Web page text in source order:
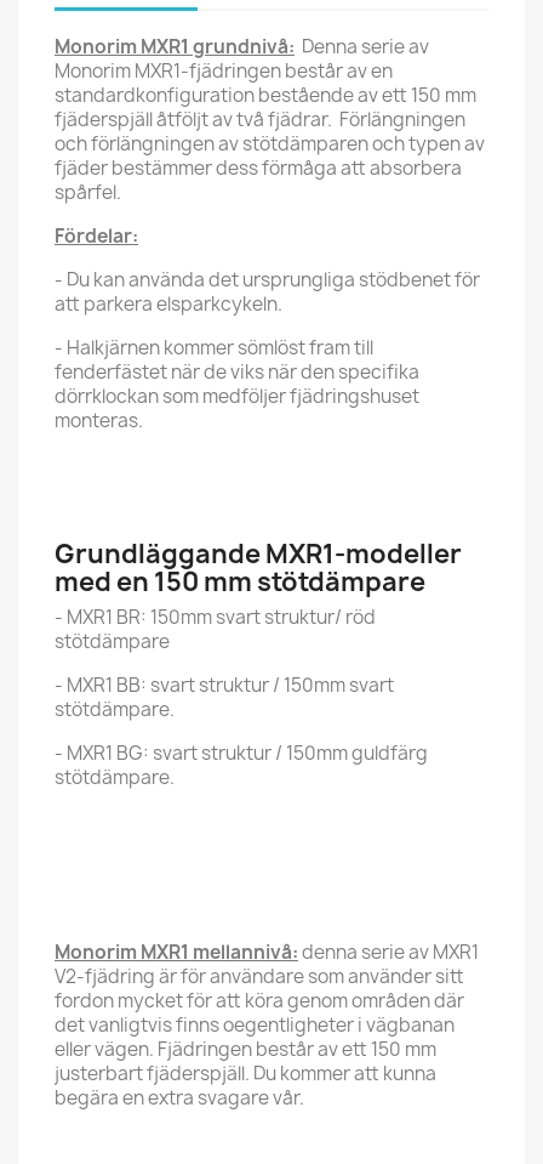
Monorim MXR1 grundnivå: Denna serie av
Monorim MXR1-fjädringen består av en
standardkonfiguration bestående av ett 150 mm
fjäderspjäll åtföljt av två fjädrar. Förlängningen
och förlängningen av stötdämparen och typen av
fjäder bestämmer dess förmåga att absorbera
spårfel.
Fördelar:
- Du kan använda det ursprungliga stödbenet för
att parkera elsparkcykeln.
- Halkjärnen kommer sömlöst fram till
fenderfästet när de viks när den specifika
dörrklockan som medföljer fjädringshuset
monteras.
Grundläggande MXR1-modeller
med en 150 mm stötdämpare
- MXR1 BR: 150mm svart struktur/ röd
stötdämpare
- MXR1 BB: svart struktur / 150mm svart
stötdämpare.
- MXR1 BG: svart struktur / 150mm guldfärg
stötdämpare.
Monorim MXR1 mellannivå:denna serie av MXR1
V2-fjädring är för användare som använder sitt
fordon mycket för att köra genom områden där
det vanligtvis finns oegentligheter i vägbanan
eller vägen. Fjädringen består av ett 150 mm
justerbart fjäderspjäll. Du kommer att kunna
begära en extra svagare vår.